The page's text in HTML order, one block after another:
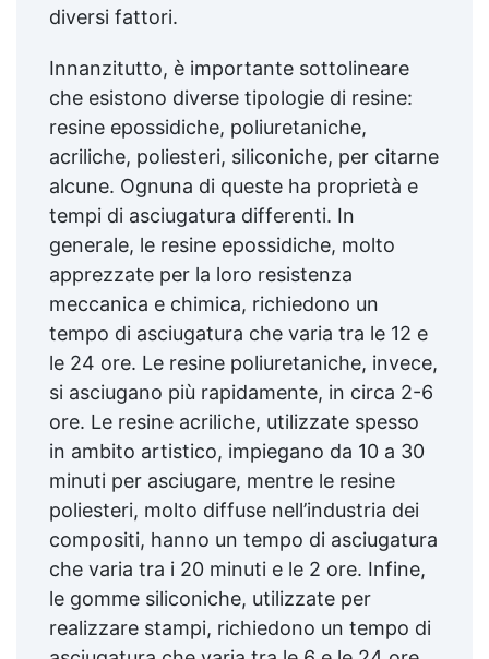
diversi fattori.
Innanzitutto, è importante sottolineare
che esistono diverse tipologie di resine:
resine epossidiche, poliuretaniche,
acriliche, poliesteri, siliconiche, per citarne
alcune. Ognuna di queste ha proprietà e
tempi di asciugatura differenti. In
generale, le resine epossidiche, molto
apprezzate per la loro resistenza
meccanica e chimica, richiedono un
tempo di asciugatura che varia tra le 12 e
le 24 ore. Le resine poliuretaniche, invece,
si asciugano più rapidamente, in circa 2-6
ore. Le resine acriliche, utilizzate spesso
in ambito artistico, impiegano da 10 a 30
minuti per asciugare, mentre le resine
poliesteri, molto diffuse nell’industria dei
compositi, hanno un tempo di asciugatura
che varia tra i 20 minuti e le 2 ore. Infine,
le gomme siliconiche, utilizzate per
realizzare stampi, richiedono un tempo di